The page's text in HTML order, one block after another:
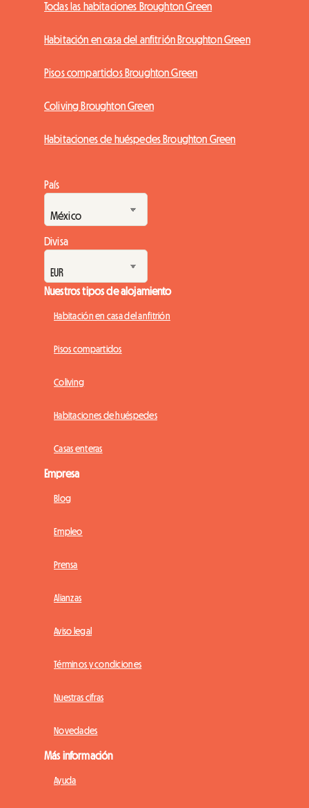
Todas las habitaciones Broughton Green
Habitación en casa del anfitrión Broughton Green
Pisos compartidos Broughton Green
Coliving Broughton Green
Habitaciones de huéspedes Broughton Green
País
Divisa
Nuestros tipos de alojamiento
Habitación en casa del anfitrión
Pisos compartidos
Coliving
Habitaciones de huéspedes
Casas enteras
Empresa
Blog
Empleo
Prensa
Alianzas
Aviso legal
Términos y condiciones
Nuestras cifras
Novedades
Más información
Ayuda